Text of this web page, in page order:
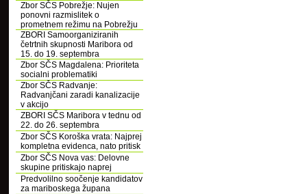
Zbor SČS Pobrežje: Nujen
ponovni razmislitek o
prometnem režimu na Pobrežju
ZBORI Samoorganiziranih
četrtnih skupnosti Maribora od
15. do 19. septembra
Zbor SČS Magdalena: Prioriteta
socialni problematiki
Zbor SČS Radvanje:
Radvanjčani zaradi kanalizacije
v akcijo
ZBORI SČS Maribora v tednu od
22. do 26. septembra
Zbor SČS Koroška vrata: Najprej
kompletna evidenca, nato pritisk
Zbor SČS Nova vas: Delovne
skupine pritiskajo naprej
Predvolilno soočenje kandidatov
za mariboskega župana